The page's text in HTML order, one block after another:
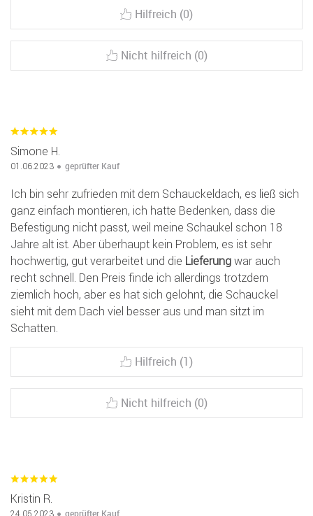
Hilfreich (0)
Nicht hilfreich (0)
Simone H.
01.06.2023 geprüfter Kauf
Ich bin sehr zufrieden mit dem Schauckeldach, es ließ sich
ganz einfach montieren, ich hatte Bedenken, dass die
Befestigung nicht passt, weil meine Schaukel schon 18
Jahre alt ist. Aber überhaupt kein Problem, es ist sehr
hochwertig, gut verarbeitet und die Lieferung war auch
recht schnell. Den Preis finde ich allerdings trotzdem
ziemlich hoch, aber es hat sich gelohnt, die Schauckel
sieht mit dem Dach viel besser aus und man sitzt im
Schatten.
Hilfreich (1)
Nicht hilfreich (0)
Kristin R.
24.05.2023 geprüfter Kauf